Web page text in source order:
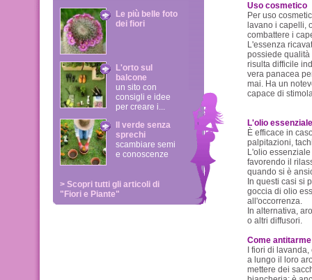
Le più belle foto
dei fiori
L'orto sul
balcone
un sito con
consigli e idee
per creare i...
Il verde senza
sprechi
scambiare semi
e conoscenze
> Scopri tutti gli articoli di
"Fiori e Piante"
Uso cosmetico
Per uso
lavano i capelli,
combattere i
L'essenza
possiede qualità
risulta difficile
vera panacea
mai. Ha un
capace di
L'olio
È efficace in
palpitazioni,
L'olio
favorendo il
quando si è
In questi casi si
goccia di olio
all'occorrenza.
In alternativa,
o altri diffusori.
Come antitarme
I fiori di
a lungo il loro
mettere dei